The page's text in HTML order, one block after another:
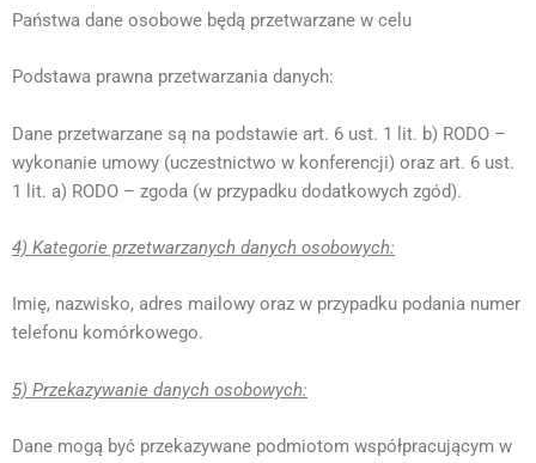
Państwa dane osobowe będą przetwarzane w celu
Podstawa prawna przetwarzania danych:
Dane przetwarzane są na podstawie art. 6 ust. 1 lit. b) RODO –
wykonanie umowy (uczestnictwo w konferencji) oraz art. 6 ust.
1 lit. a) RODO – zgoda (w przypadku dodatkowych zgód).
4) Kategorie przetwarzanych danych osobowych:
Imię, nazwisko, adres mailowy oraz w przypadku podania numer
telefonu komórkowego.
5) Przekazywanie danych osobowych:
Dane mogą być przekazywane podmiotom współpracującym w